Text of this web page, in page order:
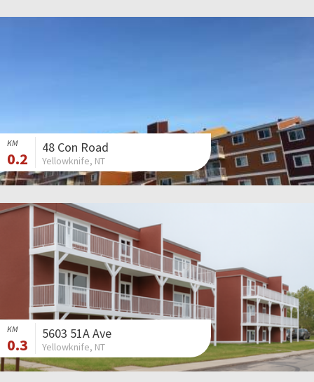
KM
0.2
48 Con Road
Yellowknife, NT
KM
0.3
5603 51A Ave
Yellowknife, NT